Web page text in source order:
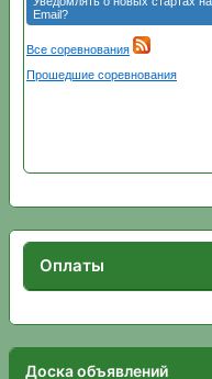
Оплаты
Доска объявлений